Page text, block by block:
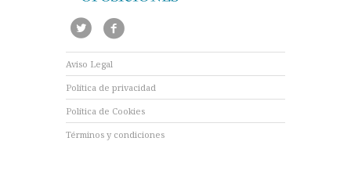
Aviso Legal
Política de privacidad
Política de Cookies
Términos y condiciones